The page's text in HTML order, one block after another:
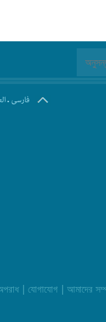
.فارسی
যোগাযোগ আমাদের